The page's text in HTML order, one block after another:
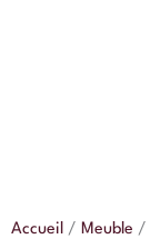
Accueil / Meuble /